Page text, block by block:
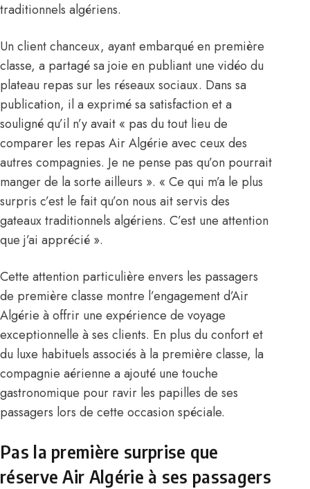
traditionnels algériens.
Un client chanceux, ayant embarqué en première
classe, a partagé sa joie en publiant une vidéo du
plateau repas sur les réseaux sociaux. Dans sa
publication, il a exprimé sa satisfaction et a
souligné qu’il n’y avait « pas du tout lieu de
comparer les repas Air Algérie avec ceux des
autres compagnies. Je ne pense pas qu’on pourrait
manger de la sorte ailleurs ». « Ce qui m’a le plus
surpris c’est le fait qu’on nous ait servis des
gateaux traditionnels algériens. C’est une attention
que j’ai apprécié ».
Cette attention particulière envers les passagers
de première classe montre l’engagement d’Air
Algérie à offrir une expérience de voyage
exceptionnelle à ses clients. En plus du confort et
du luxe habituels associés à la première classe, la
compagnie aérienne a ajouté une touche
gastronomique pour ravir les papilles de ses
passagers lors de cette occasion spéciale.
Pas la première surprise que
réserve Air Algérie à ses passagers